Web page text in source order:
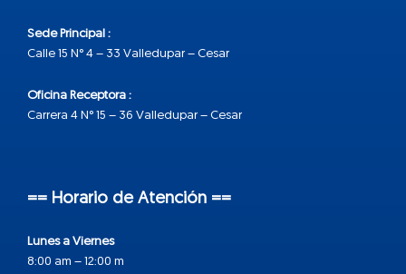
Sede Principal :
Calle 15 N° 4 – 33 Valledupar – Cesar
Oficina Receptora :
Carrera 4 N° 15 – 36 Valledupar – Cesar
== Horario de Atención ==
Lunes a Viernes
8:00 am – 12:00 m